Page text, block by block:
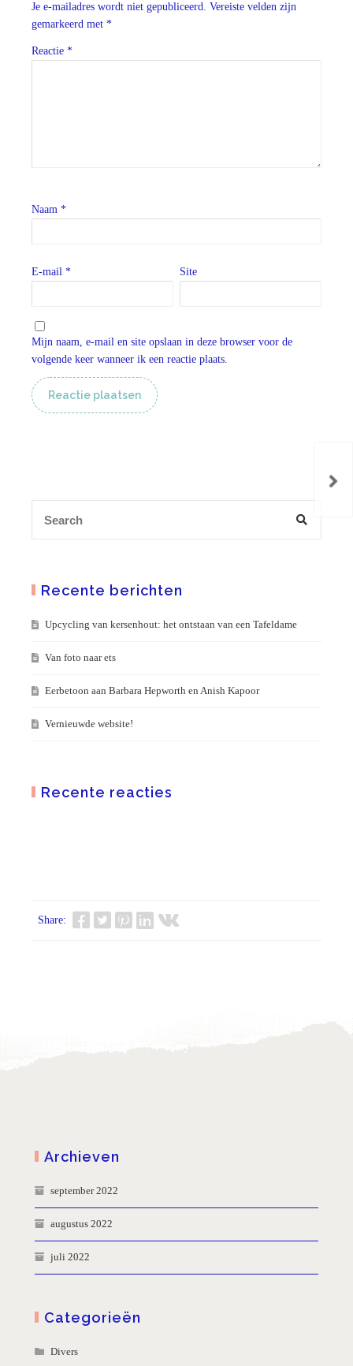
Je e-mailadres wordt niet gepubliceerd. Vereiste velden zijn
gemarkeerd met *
Reactie *
Naam *
E-mail * Site
Mijn naam, e-mail en site opslaan in deze browser voor de
volgende keer wanneer ik een reactie plaats.
Recente berichten
Upcycling van kersenhout: het ontstaan van een Tafeldame
Van foto naar ets
Eerbetoon aan Barbara Hepworth en Anish Kapoor
Vernieuwde website!
Recente reacties
Share:
Archieven
september 2022
augustus 2022
juli 2022
Categorieën
Divers